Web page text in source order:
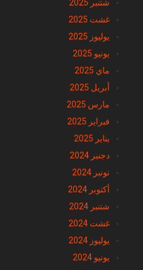
غشت 2025
يوليوز 2025
يونيو 2025
ماي 2025
أبريل 2025
مارس 2025
فبراير 2025
يناير 2025
دجنبر 2024
نونبر 2024
أكتوبر 2024
شتنبر 2024
غشت 2024
يوليوز 2024
يونيو 2024
ماي 2024